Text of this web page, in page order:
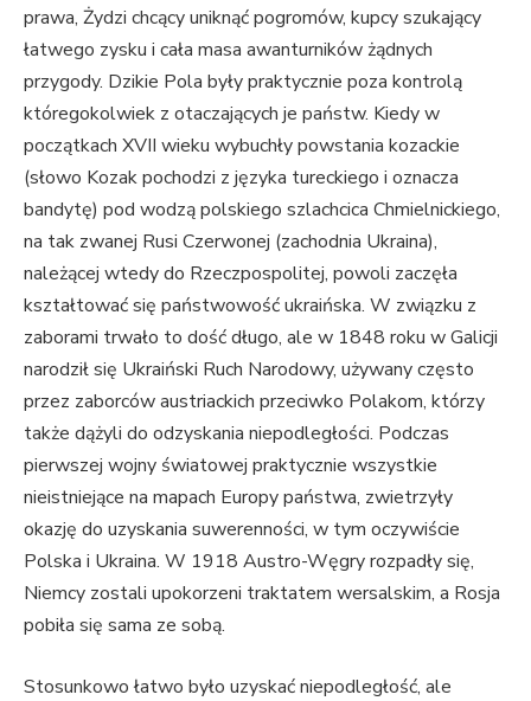
prawa, Żydzi chcący uniknąć pogromów, kupcy szukający
łatwego zysku i cała masa awanturników żądnych
przygody. Dzikie Pola były praktycznie poza kontrolą
któregokolwiek z otaczających je państw. Kiedy w
początkach XVII wieku wybuchły powstania kozackie
(słowo Kozak pochodzi z języka tureckiego i oznacza
bandytę) pod wodzą polskiego szlachcica Chmielnickiego,
na tak zwanej Rusi Czerwonej (zachodnia Ukraina),
należącej wtedy do Rzeczpospolitej, powoli zaczęła
kształtować się państwowość ukraińska. W związku z
zaborami trwało to dość długo, ale w 1848 roku w Galicji
narodził się Ukraiński Ruch Narodowy, używany często
przez zaborców austriackich przeciwko Polakom, którzy
także dążyli do odzyskania niepodległości. Podczas
pierwszej wojny światowej praktycznie wszystkie
nieistniejące na mapach Europy państwa, zwietrzyły
okazję do uzyskania suwerenności, w tym oczywiście
Polska i Ukraina. W 1918 Austro-Węgry rozpadły się,
Niemcy zostali upokorzeni traktatem wersalskim, a Rosja
pobiła się sama ze sobą.
Stosunkowo łatwo było uzyskać niepodległość, ale